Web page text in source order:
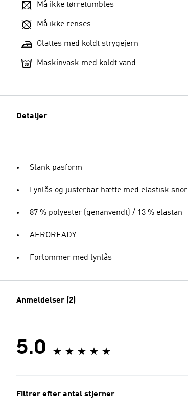
Må ikke tørretumbles
Må ikke renses
Glattes med koldt strygejern
Maskinvask med koldt vand
Detaljer
Slank pasform
Lynlås og justerbar hætte med elastisk snor
87 % polyester (genanvendt) / 13 % elastan
AEROREADY
Forlommer med lynlås
Anmeldelser (2)
5.0
Filtrer efter antal stjerner